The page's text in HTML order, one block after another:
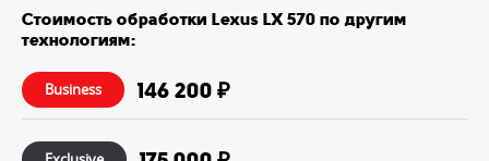
Стоимость обработки Lexus LX 570 по другим
технологиям:
Business 146 200 ₽